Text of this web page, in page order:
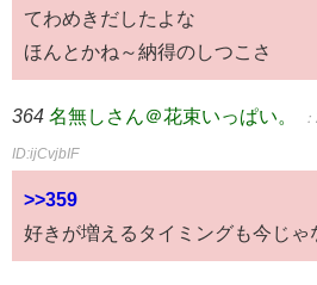
てわめきだしたよな
ほんとかね～納得のしつこさ
364 名無しさん＠花束いっぱい。
ID:ijCvjbIF
>>359
好きが増えるタイミングも今じゃ